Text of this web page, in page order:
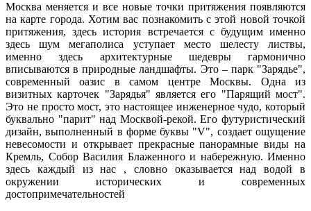
Москва меняется и все новые точки притяжения появляются
на карте города. Хотим вас познакомить с этой новой точкой
притяжения, здесь история встречается с будущим именно
здесь шум мегаполиса уступает место шелесту листвы,
именно здесь архитектурные шедевры гармонично
вписываются в природные ландшафты. Это – парк "Зарядье",
современный оазис в самом центре Москвы. Одна из
визитных карточек "Зарядья" является его "Парящий мост".
Это не просто мост, это настоящее инженерное чудо, который
буквально "парит" над Москвой-рекой. Его футуристический
дизайн, выполненный в форме буквы "V", создает ощущение
невесомости и открывает прекрасные панорамные виды на
Кремль, Собор Василия Блаженного и набережную. Именно
здесь каждый из нас , словно оказывается над водой в
окружении исторических и современных
достопримечательностей